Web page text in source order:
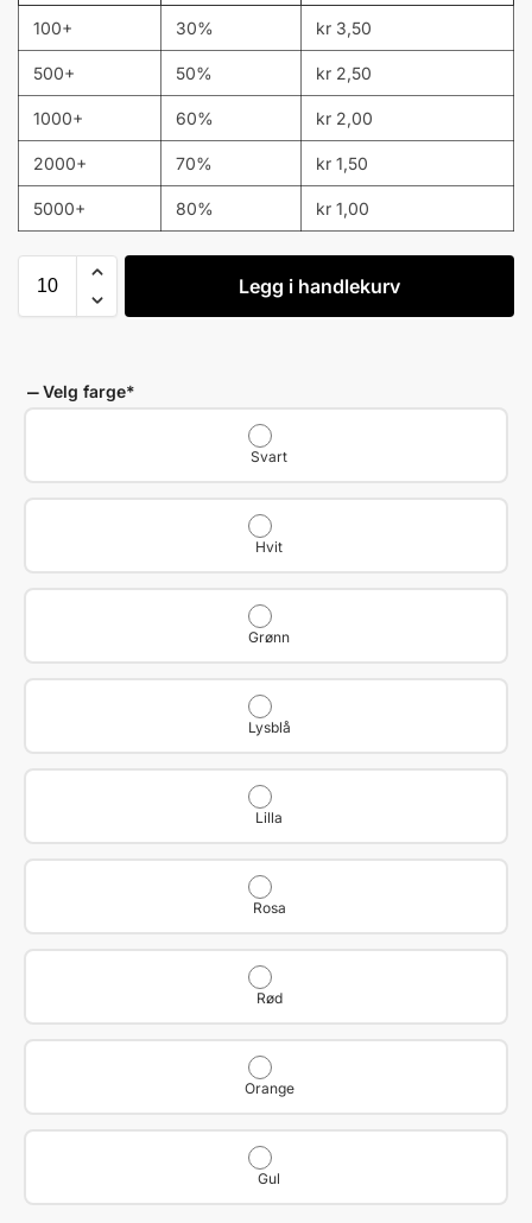
100+ 30% kr 3,50
500+ 50% kr 2,50
1000+ 60% kr 2,00
2000+ 70% kr 1,50
5000+ 80% kr 1,00
Legg i handlekurv
Velg farge*
Svart
Hvit
Grønn
Lysblå
Lilla
Rosa
Rød
Orange
Gul